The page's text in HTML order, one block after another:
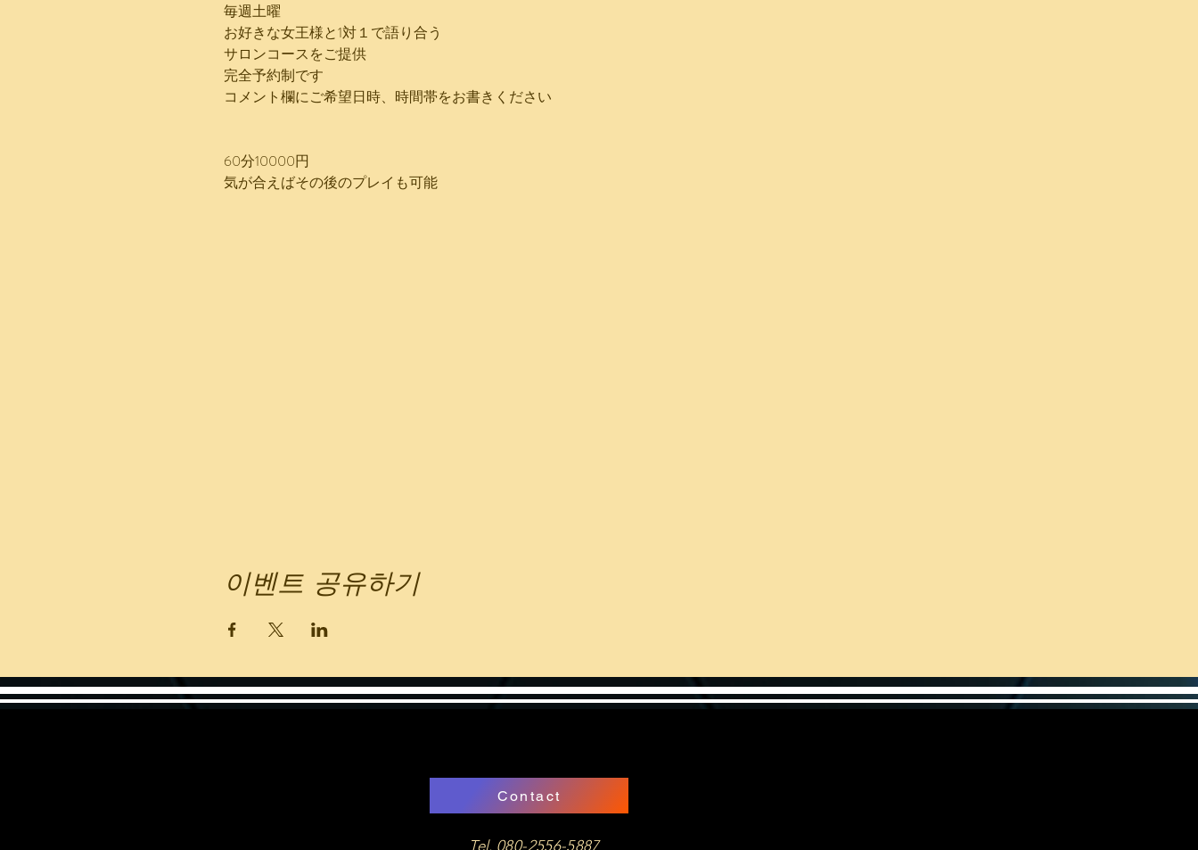
毎週土曜
お好きな女王様と1対１で語り合う
サロンコースをご提供
完全予約制です
コメント欄にご希望日時、時間帯をお書きください
60分10000円
気が合えばその後のプレイも可能
이벤트 공유하기
Contact
Tel. 080-2556-5887